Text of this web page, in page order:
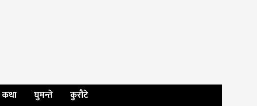
कथा घुमन्ते कुरौटे